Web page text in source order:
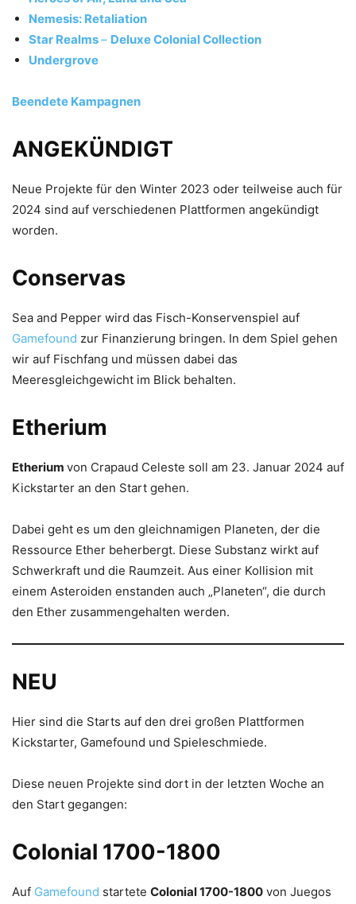
Nemesis: Retaliation
Star Realms– Deluxe Colonial Collection
Undergrove
Beendete Kampagnen
ANGEKÜNDIGT
Neue Projekte für den Winter 2023 oder teilweise auch für
2024 sind auf verschiedenen Plattformen angekündigt
worden.
Conservas
Sea and Pepper wird das Fisch-Konservenspiel auf
Gamefound zur Finanzierung bringen. In dem Spiel gehen
wir auf Fischfang und müssen dabei das
Meeresgleichgewicht im Blick behalten.
Etherium
Etherium von Crapaud Celeste soll am 23. Januar 2024 auf
Kickstarter an den Start gehen.
Dabei geht es um den gleichnamigen Planeten, der die
Ressource Ether beherbergt. Diese Substanz wirkt auf
Schwerkraft und die Raumzeit. Aus einer Kollision mit
einem Asteroiden enstanden auch „Planeten“, die durch
den Ether zusammengehalten werden.
NEU
Hier sind die Starts auf den drei großen Plattformen
Kickstarter, Gamefound und Spieleschmiede.
Diese neuen Projekte sind dort in der letzten Woche an
den Start gegangen:
Colonial 1700-1800
Auf Gamefound startete Colonial 1700-1800 von Juegos